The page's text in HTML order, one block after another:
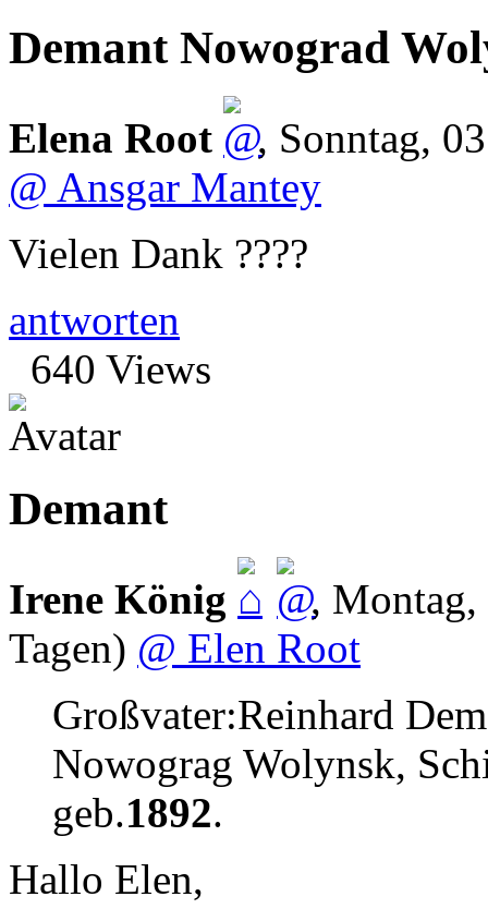
Demant Nowograd
Elena Root , Sonntag,
@ Ansgar Mantey
Vielen Dank ????
antworten
640 Views
Demant
Irene König ,
Tagen) @ Elen Root
Großvater:Reinhard
Nowograg Wolynsk,
geb.1892.
Hallo Elen,